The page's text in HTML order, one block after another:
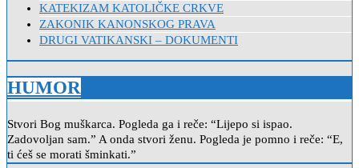
KATEKIZAM KATOLIČKE CRKVE
ZAKONIK KANONSKOG PRAVA
DRUGI VATIKANSKI – DOKUMENTI
HUMOR
Stvori Bog muškarca. Pogleda ga i reče: “Lijepo si ispao.
Zadovoljan sam.” A onda stvori ženu. Pogleda je pomno i reče: “E,
ti ćeš se morati šminkati.”